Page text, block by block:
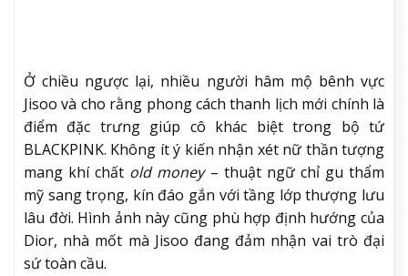
Ở chiều ngược lại, nhiều người hâm mộ bênh vực
Jisoo và cho rằng phong cách thanh lịch mới chính là
điểm đặc trưng giúp cô khác biệt trong bộ tứ
BLACKPINK. Không ít ý kiến nhận xét nữ thần tượng
mang khí chất old money– thuật ngữ chỉ gu thẩm
mỹ sang trọng, kín đáo gắn với tầng lớp thượng lưu
lâu đời. Hình ảnh này cũng phù hợp định hướng của
Dior, nhà mốt mà Jisoo đang đảm nhận vai trò đại
sứ toàn cầu.